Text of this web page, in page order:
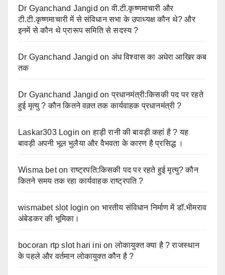
Dr Gyanchand Jangid onवी.टी.कृष्णमाचारी और
टी.टी.कृष्णमाचारी में से संविधान सभा के उपाध्यक्ष कौन थे? और
इनमें से कौन थे प्रारूप समिति से सदस्य ?
Dr Gyanchand Jangid on अंध विश्वास का अधेरा आखिर कब
तक
Dr Gyanchand Jangid onप्रधानमंत्री:किसकी पद पर रहते
हुई मृत्यु ? कौन कितने वक़्त तक कार्यवाहक प्रधानमंत्री ?
Laskar303 Login onहाड़ी रानी की बावड़ी कहां है ? यह
बावड़ी अपनी भूल भुलैया और वैभवता के कारण है प्रसिद्ध ।
Wisma betonराष्ट्रपति:किसकी पद पर रहते हुई मृत्यु? कौन
कितने समय तक रहा कार्यवाहक राष्ट्रपति ?
wismabet slot login on भारतीय संविधान निर्माण में डॉ.भीमराव
अंबेडकर की भूमिका।
bocoran rtp slot hari ini onलोकायुक्त क्या है ? राजस्थान
के पहले और वर्तमान लोकायुक्त कौन है ?